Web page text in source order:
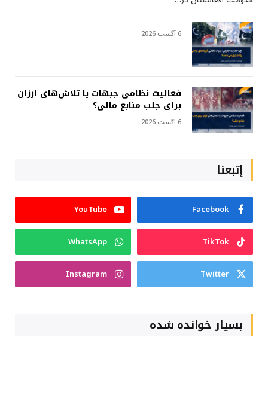
6 آگست 2026
فعالیت نظامی جبهات یا تلاش‌های ارزان
برای جلب منابع مالی؟
6 آگست 2026
إتبعنا
Facebook
YouTube
TikTok
WhatsApp
Twitter
Instagram
بسیار خوانده شده